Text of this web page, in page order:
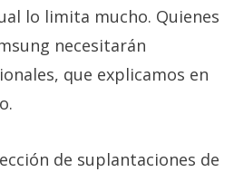
lo limita mucho. Quienes
necesitarán
que explicamos en
de suplantaciones de